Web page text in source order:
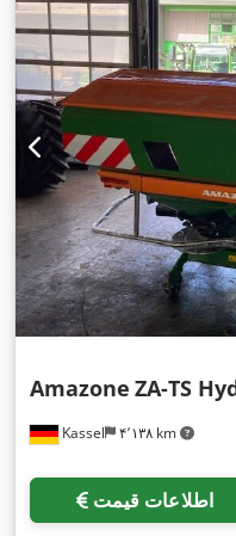
Kassel ۴٬۱۳۸ km
Amazone ZA-TS
اطلاعات قیمت